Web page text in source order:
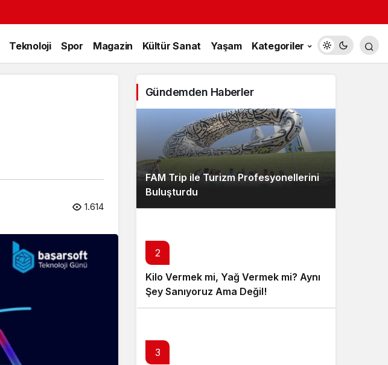
Teknoloji Spor Magazin Kültür Sanat Yaşam Kategoriler
1.614
Gündemden Haberler
FAM Trip ile Turizm Profesyonellerini
Buluşturdu
2
Kilo Vermek mi, Yağ Vermek mi? Aynı
Şey Sanıyoruz Ama Değil!
3